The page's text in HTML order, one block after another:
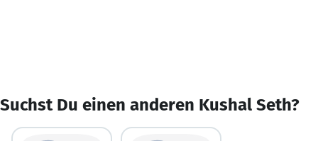
Suchst Du einen anderen Kushal Seth?